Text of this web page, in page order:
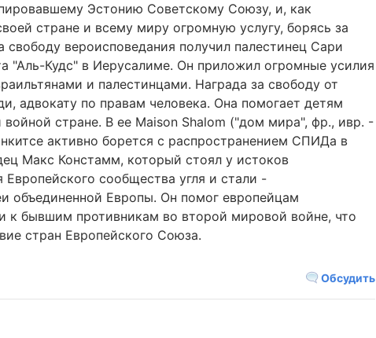
Эстонию Советскому Союзу, и, как
стране и всему миру огромную услугу, борясь за
вероисповедания получил палестинец Сари
"Аль-Кудс" в Иерусалиме. Он приложил огромные усилия
и палестинцами. Награда за свободу от
адвокату по правам человека. Она помогает детям
стране. В ее Maison Shalom ("дом мира", фр., ивр. -
активно борется с распространением СПИДа в
Макс Констамм, который стоял у истоков
сообщества угля и стали -
объединенной Европы. Он помог европейцам
к бывшим противникам во второй мировой войне, что
стран Европейского Союза.
Обсудить